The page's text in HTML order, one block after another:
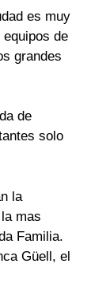
es muy
de
grandes
de
solo
la
mas
Familia.
Güell, el